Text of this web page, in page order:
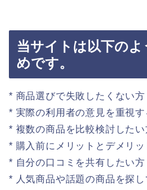
当サイトは以下の
めです。
* 商品選びで失敗したくない方
* 実際の利用者の意見を重視す
* 複数の商品を比較検討したい
* 購入前にメリットとデメリ
* 自分の口コミを共有したい方
* 人気商品や話題の商品を探